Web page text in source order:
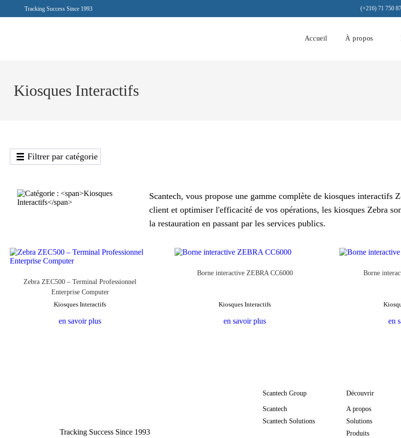
Tracking Success Since 1993 (+216) 71 750
Accueil À propos
Kiosques Interactifs
Filtrer par catégorie
Scantech, vous propose une gamme complète de kiosques
client et optimiser l'efficacité de vos opérations, les kiosques Zebra
la restauration en passant par les services publics.
Zebra ZEC500 – Terminal Professionnel
Enterprise Computer
Kiosques Interactifs
en savoir plus
Borne interactive ZEBRA CC6000
Kiosques Interactifs
en savoir plus
Borne
en
Tracking Success Since 1993
Scantech Group
Scantech
Scantech Solutions
Découvrir
A propos
Solutions
Produits